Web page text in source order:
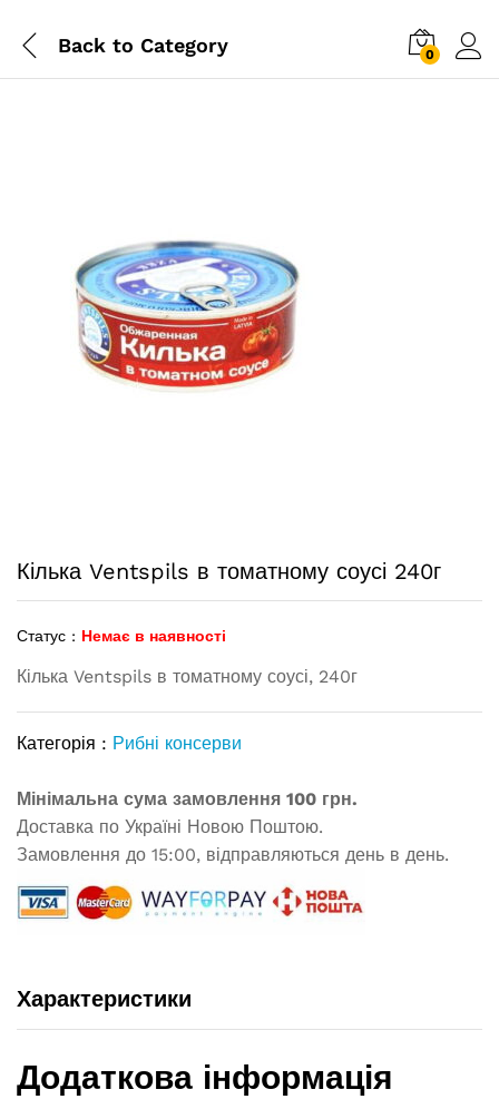
Back to Category 0
Кілька Ventspils в томатному соусі 240г
Статус : Немає в наявності
Кілька Ventspils в томатному соусі, 240г
Категорія : Рибні консерви
Мінімальна сума замовлення 100 грн.
Доставка по Україні Новою Поштою.
Замовлення до 15:00, відправляються день в день.
Характеристики
Додаткова інформація